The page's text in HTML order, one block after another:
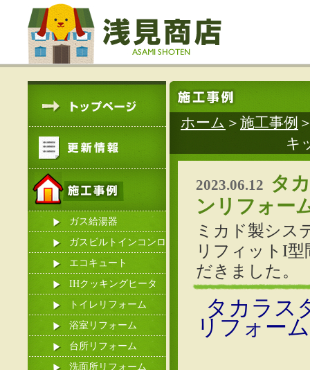
ガス給湯器
ガスビルトインコンロ
エコキュート
IHクッキングヒータ
ー
トイレリフォーム
浴室リフォーム
台所リフォーム
洗面所リフォーム
ホーム ＞ 施工事例
キ
2023.06.12 タ
ンリフォー
ミカド製シ
リフィットI
だきました。
タカラス
リフォー